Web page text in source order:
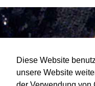
Diese Website
unsere Website